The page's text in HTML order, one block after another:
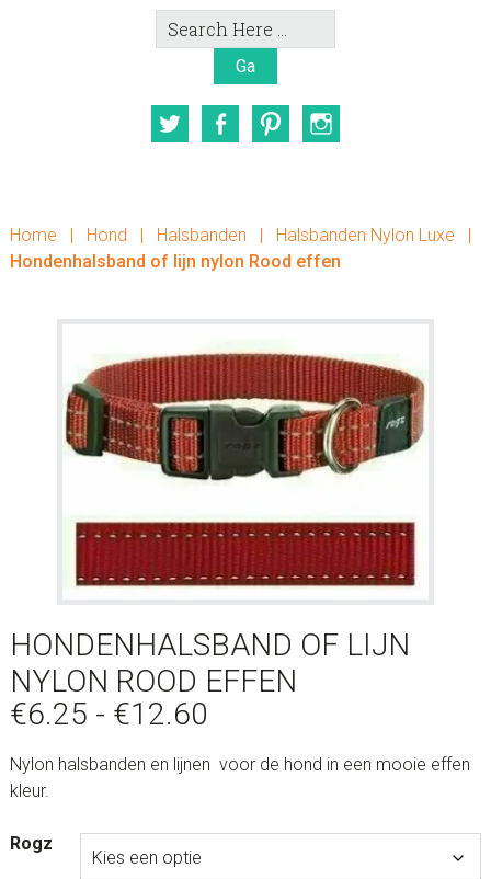
Search
Here
TwitterFacebookPinterest
Home | Hond | Halsbanden | Halsbanden Nylon Luxe
|
Hondenhalsband of lijn nylon Rood effen
HONDENHALSBAND OF LIJN
NYLON ROOD EFFEN
€6.25 - €12.60
tot
Nylon halsbanden en lijnen voor de hond in een mooie effen
kleur.
Rogz